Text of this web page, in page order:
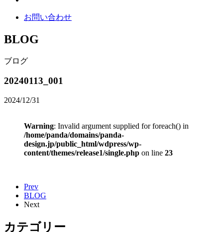
お問い合わせ
BLOG
ブログ
20240113_001
2024/12/31
Warning: Invalid argument supplied for foreach() in
/home/panda/domains/panda-
design.jp/public_html/wdpress/wp-
content/themes/release1/single.php on line 23
Prev
BLOG
Next
カテゴリー